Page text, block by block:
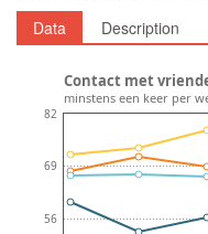
Data Description
56
69
82
Contact met
minstens een keer per